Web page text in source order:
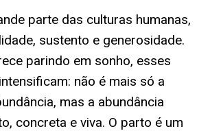
parte das culturas humanas,
sustento e generosidade.
parindo em sonho, esses
não é mais só a
mas a abundância
concreta e viva. O parto é um